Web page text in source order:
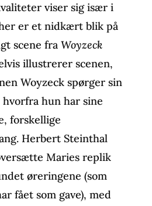
viser sig især i
er et nidkært blik på
scene fra Woyzeck
illustrerer scenen,
Woyzeck spørger sin
hun har sine
forskellige
Herbert Steinthal
Maries replik
øreringene (som
fået som gave), med